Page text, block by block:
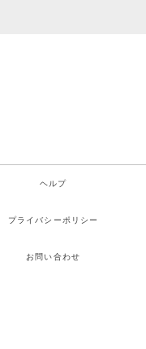
ヘルプ
プライバシーポリシー
お問い合わせ